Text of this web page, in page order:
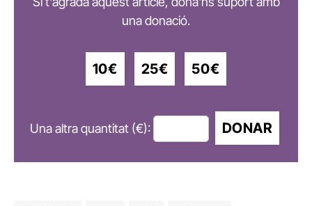
una donació.
10€ 25€ 50€
Una altra quantitat (€): DONAR